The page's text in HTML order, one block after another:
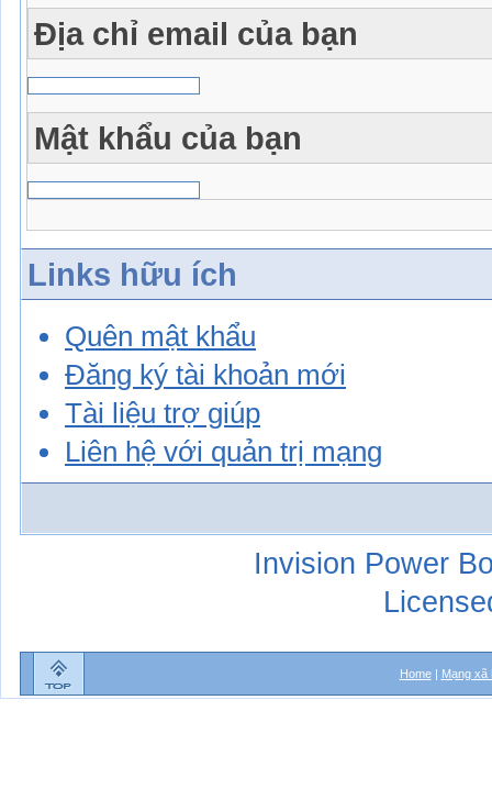
Địa chỉ email của bạn
Mật khẩu của bạn
Links hữu ích
Quên mật khẩu
Đăng ký tài khoản mới
Tài liệu trợ giúp
Liên hệ với quản trị mạng
Invision Power
Home| Mạng xã